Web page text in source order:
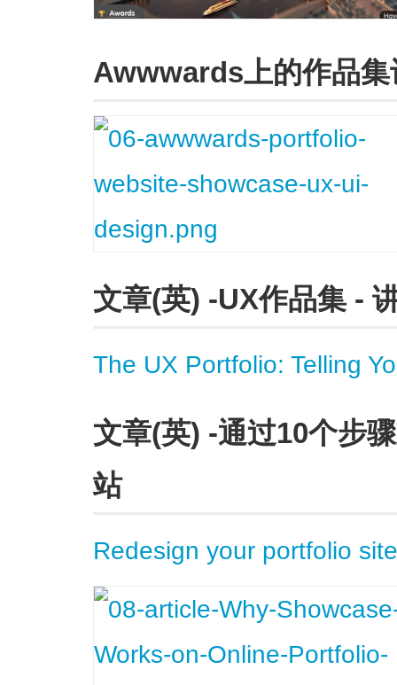
Awwwards上的作品集
文章(英) -UX作品集 -
The UX Portfolio: Telling
文章(英) -通过10个步
站
Redesign your portfolio